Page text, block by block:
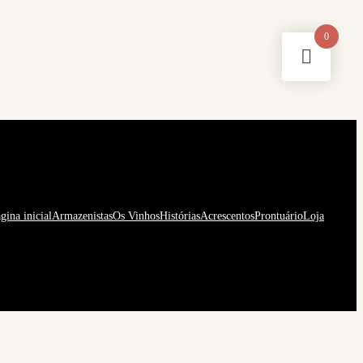
inicialArmazenistasOs VinhosHistóriasAcrescentosProntuárioLoja
0